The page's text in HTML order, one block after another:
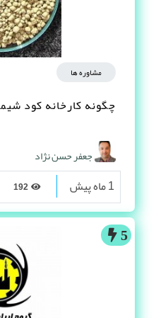
مشاوره ها
چگونه کارخانه کود
جعفر حسن نژاد
1 ماه پیش
5